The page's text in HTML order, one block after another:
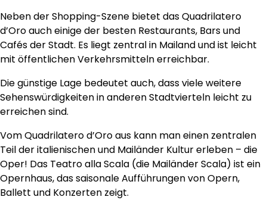
Neben der Shopping-Szene bietet das Quadrilatero
d’Oro auch einige der besten Restaurants, Bars und
Cafés der Stadt. Es liegt zentral in Mailand und ist leicht
mit öffentlichen Verkehrsmitteln erreichbar.
Die günstige Lage bedeutet auch, dass viele weitere
Sehenswürdigkeiten in anderen Stadtvierteln leicht zu
erreichen sind.
Vom Quadrilatero d’Oro aus kann man einen zentralen
Teil der italienischen und Mailänder Kultur erleben – die
Oper! Das Teatro alla Scala (die Mailänder Scala) ist ein
Opernhaus, das saisonale Aufführungen von Opern,
Ballett und Konzerten zeigt.